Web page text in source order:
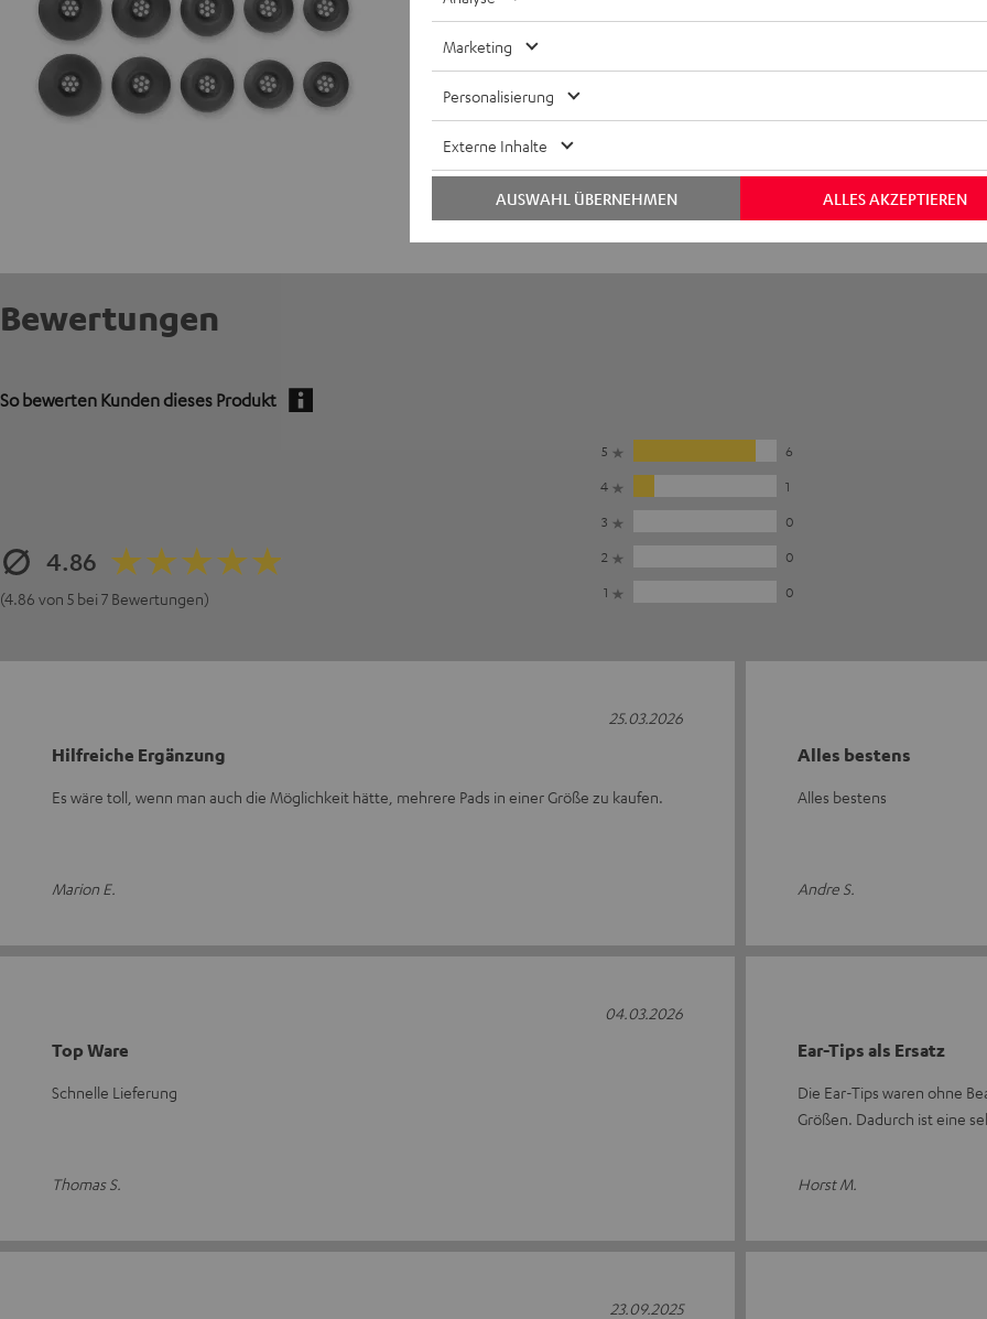
Bewertungen
So bewerten Kunden dieses Produkt
4.86
(4.86 von 5 bei 7 Bewertungen)
5
6
4
1
3
0
2
0
1
0
Hilfreiche Ergänzung
Es wäre toll, wenn man auch die Möglichkeit hätte, mehrere Pads in einer Größe zu kaufen.
Marion E.
25.03.2026
Alles bestens
Alles bestens
Andre S.
Top Ware
Schnelle Lieferung
Thomas S.
04.03.2026
Ear-Tips als Ersatz
Die Ear-Tips waren ohne
Größen. Dadurch ist eine
Horst M.
23.09.2025
Marketing
Personalisierung
Externe Inhalte
ALLES AKZEPTIEREN
AUSWAHL ÜBERNEHMEN